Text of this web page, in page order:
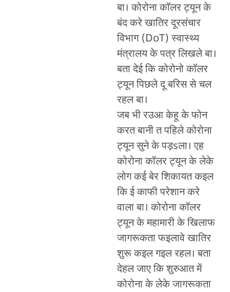
बा। कोरोना कॉलर ट्यून के
बंद करे खातिर दूरसंचार
विभाग (DoT) स्वास्थ्य
मंत्रालय के पत्र लिखले बा।
बता देई कि कोरोनो कॉलर
ट्यून पिछले दू बरिस से चल
रहल बा।
जब भी रउआ केहू के फोन
करत बानी त पहिले कोरोना
ट्यून सुने के पड़sला। एह
कोरोना कॉलर ट्यून के लेके
लोग कई बेर शिकायत कइल
कि ई काफी परेशान करे
वाला बा। कोरोना कॉलर
ट्यून के महामारी के खिलाफ
जागरूकता फइलावे खातिर
शुरू कइल गइल रहल। बता
देहल जाए कि शुरुआत में
कोरोना के लेके जागरूकता